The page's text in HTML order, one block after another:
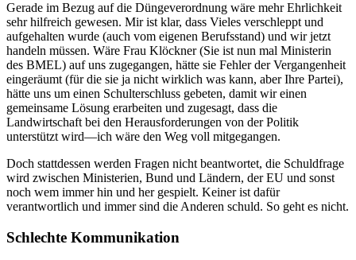
Gerade im Bezug auf die Düngeverordnung wäre mehr Ehrlichkeit
sehr hilfreich gewesen. Mir ist klar, dass Vieles verschleppt und
aufgehalten wurde (auch vom eigenen Berufsstand) und wir jetzt
handeln müssen. Wäre Frau Klöckner (Sie ist nun mal Ministerin
des BMEL) auf uns zugegangen, hätte sie Fehler der Vergangenheit
eingeräumt (für die sie ja nicht wirklich was kann, aber Ihre Partei),
hätte uns um einen Schulterschluss gebeten, damit wir einen
gemeinsame Lösung erarbeiten und zugesagt, dass die
Landwirtschaft bei den Herausforderungen von der Politik
unterstützt wird—ich wäre den Weg voll mitgegangen.
Doch stattdessen werden Fragen nicht beantwortet, die Schuldfrage
wird zwischen Ministerien, Bund und Ländern, der EU und sonst
noch wem immer hin und her gespielt. Keiner ist dafür
verantwortlich und immer sind die Anderen schuld. So geht es nicht.
Schlechte Kommunikation